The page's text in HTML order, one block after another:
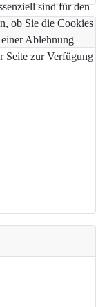
sind für den
ob Sie die Cookies
einer Ablehnung
Seite zur Verfügung